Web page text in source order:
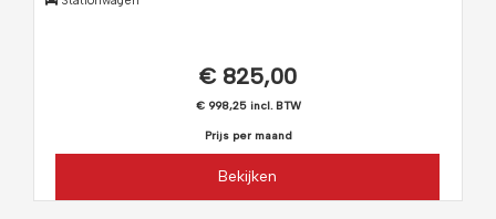
€ 825,00
€ 998,25 incl. BTW
Prijs per maand
Bekijken